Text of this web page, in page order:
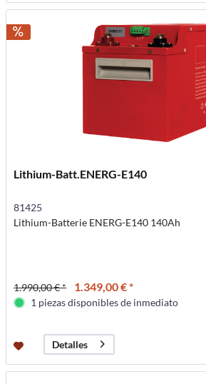
Lithium-Batt.ENERG-E140
81425
Lithium-Batterie ENERG-E140 140Ah
1.990,00 € * 1.349,00 € *
1 piezas disponibles de inmediato
Detalles